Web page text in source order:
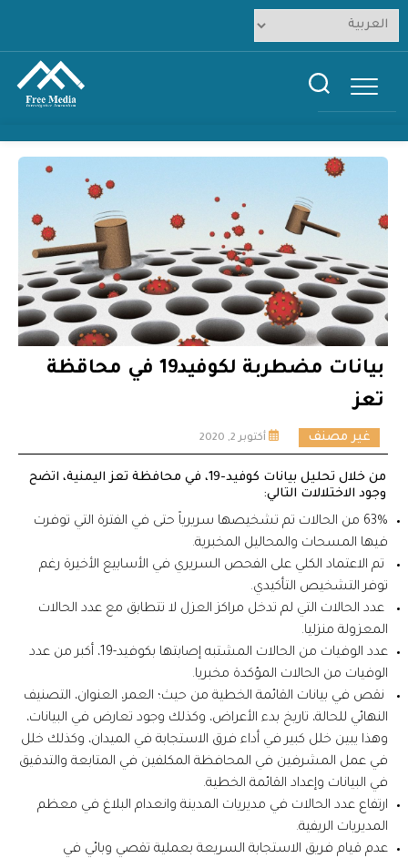
Skip
content
بيانات مضطربة لكوفيد19 في محاقظة
تعز
غير مصنف أكتوبر 2, 2020
من خلال تحليل بيانات كوفيد-19، في محافظة تعز اليمنية، اتضح
وجود الاختلالات التالي:
63% من الحالات تم تشخيصها سريرياً حتى في الفترة التي توفرت
فيها المسحات والمحاليل المخبرية.
تم الاعتماد الكلي على الفحص السريري في الأسابيع الأخيرة رغم
توفر التشخيص التأكيدي.
عدد الحالات التي لم تدخل مراكز العزل لا تتطابق مع عدد الحالات
المعزولة منزليا.
عدد الوفيات من الحالات المشتبه إصابتها بكوفيد-19، أكبر من عدد
الوفيات من الحالات المؤكدة مخبريا.
نقص في بيانات القائمة الخطية من حيث؛ العمر، العنوان، التصنيف
النهائي للحالة، تاريخ بدء الأعراض، وكذلك وجود تعارض في البيانات،
وهذا يبين خلل كبير في أداء فرق الاستجابة في الميدان، وكذلك خلل
في عمل المشرفين في المحافظة المكلفين في المتابعة والتدقيق
في البيانات وإعداد القائمة الخطية.
ارتفاع عدد الحالات في مديريات المدينة وانعدام البلاغ في معظم
المديريات الريفية.
عدم قيام فريق الاستجابة السريعة بعملية تقصي وبائي في